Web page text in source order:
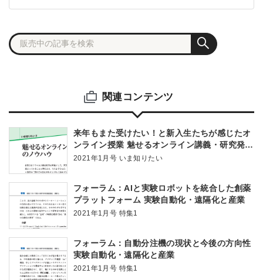
関連コンテンツ
来年もまた受けたい！と新入生たちが感じたオ
ンライン授業 魅せるオンライン講義・研究発表
のノウハウ
2021年1月号 いま知りたい
フォーラム：AIと実験ロボットを統合した創薬
プラットフォーム 実験自動化・遠隔化と産業
2021年1月号 特集1
フォーラム：自動分注機の現状と今後の方向性
実験自動化・遠隔化と産業
2021年1月号 特集1